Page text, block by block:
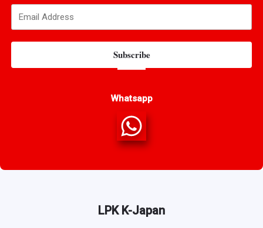
Subscribe
Whatsapp
LPK K-Japan